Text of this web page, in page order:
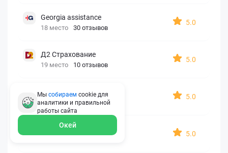
Georgia assistance
18 место 30 отзывов
5.0
Д2 Страхование
19 место 10 отзывов
5.0
АйАйСи
20 место 7 отзывов
5.0
OxySport
5.0
Мы собираем cookie для
аналитики и правильной
работы сайта
Окей